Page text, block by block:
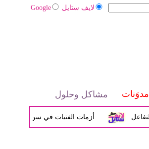
لايف ستايل Google
مدوَنات مشاكل وحلول
أزمات الفتيات في سن المراهقة بين